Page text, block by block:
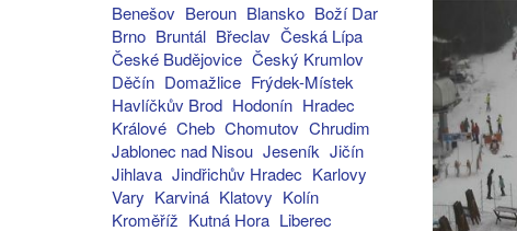
Benešov Beroun Blansko Boží Dar
Brno Bruntál Břeclav Česká Lípa
České Budějovice Český Krumlov
Děčín Domažlice Frýdek-Místek
Havlíčkův Brod Hodonín Hradec
Králové Cheb Chomutov Chrudim
Jablonec nad Nisou Jeseník Jičín
Jihlava Jindřichův Hradec Karlovy
Vary Karviná Klatovy Kolín
Kroměříž Kutná Hora Liberec